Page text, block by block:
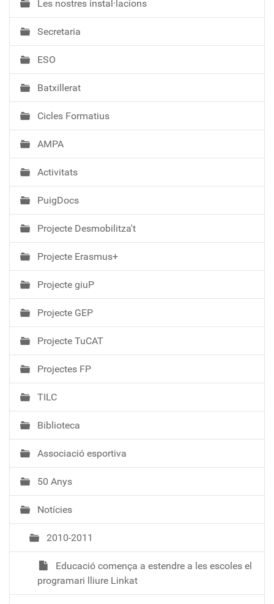
v
e
g
a
c
ó
Les nostres instal·lacions
Secretaria
ESO
Batxillerat
Cicles Formatius
AMPA
Activitats
PuigDocs
Projecte Desmobilitza't
Projecte Erasmus+
Projecte giuP
Projecte GEP
Projecte TuCAT
Projectes FP
TILC
Biblioteca
Associació esportiva
50 Anys
Notícies
2010-2011
Educació comença a estendre a les escoles el
programari lliure Linkat